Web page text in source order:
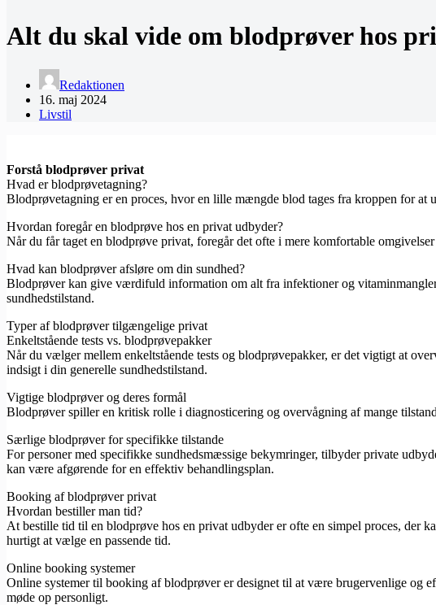
Alt du skal vide om blodprøver hos
Redaktionen
16. maj 2024
Livstil
Forstå blodprøver privat
Hvad er blodprøvetagning?
Blodprøvetagning er en proces, hvor en lille mængde blod tages fra kroppen for at
Hvordan foregår en blodprøve hos en privat udbyder?
Når du får taget en blodprøve privat, foregår det ofte i mere komfortable
Hvad kan blodprøver afsløre om din sundhed?
Blodprøver kan give værdifuld information om alt fra infektioner og
sundhedstilstand.
Typer af blodprøver tilgængelige privat
Enkeltstående tests vs. blodprøvepakker
Når du vælger mellem enkeltstående tests og blodprøvepakker, er det vigtigt at
indsigt i din generelle sundhedstilstand.
Vigtige blodprøver og deres formål
Blodprøver spiller en kritisk rolle i diagnosticering og overvågning af mange
Særlige blodprøver for specifikke tilstande
For personer med specifikke sundhedsmæssige bekymringer, tilbyder private
kan være afgørende for en effektiv behandlingsplan.
Booking af blodprøver privat
Hvordan bestiller man tid?
At bestille tid til en blodprøve hos en privat udbyder er ofte en simpel proces, der
hurtigt at vælge en passende tid.
Online booking systemer
Online systemer til booking af blodprøver er designet til at være brugervenlige og
møde op personligt.